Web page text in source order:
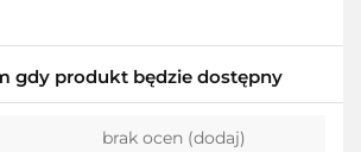
gdy produkt będzie dostępny
brak ocen (dodaj)